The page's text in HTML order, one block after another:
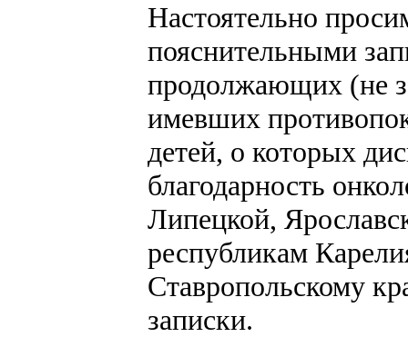
Настоятельно
пояснительными
продолжающих (не
имевших
детей, о которых
благодарность
Липецкой,
республикам
Ставропольскому
записки.